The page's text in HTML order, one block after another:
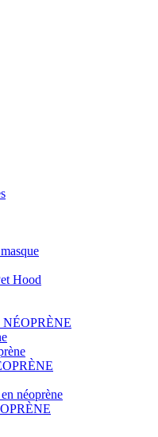
Hood
néoprène